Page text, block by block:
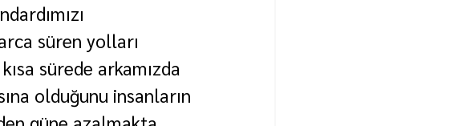
süren yolları
sürede arkamızda
olduğunu insanların